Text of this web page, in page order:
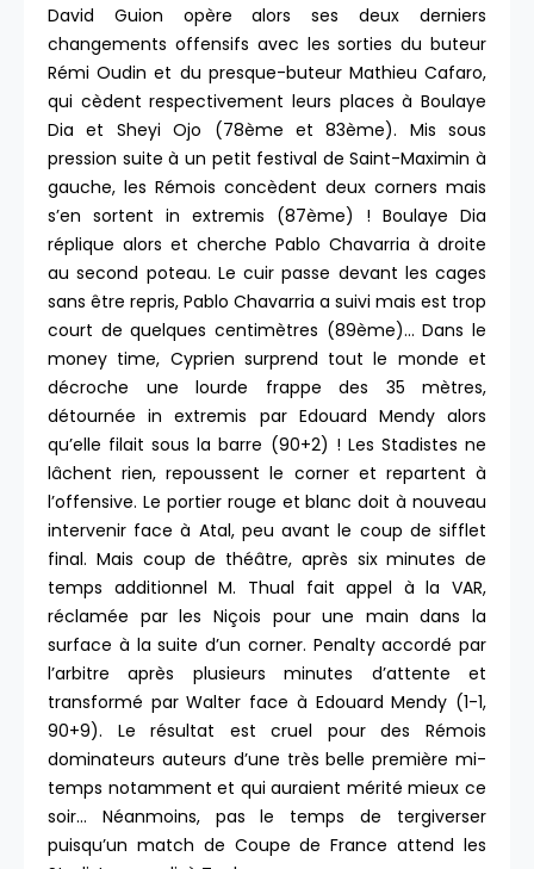
David Guion opère alors ses deux derniers
changements offensifs avec les sorties du buteur
Rémi Oudin et du presque-buteur Mathieu Cafaro,
qui cèdent respectivement leurs places à Boulaye
Dia et Sheyi Ojo (78ème et 83ème). Mis sous
pression suite à un petit festival de Saint-Maximin à
gauche, les Rémois concèdent deux corners mais
s’en sortent in extremis (87ème) ! Boulaye Dia
réplique alors et cherche Pablo Chavarria à droite
au second poteau. Le cuir passe devant les cages
sans être repris, Pablo Chavarria a suivi mais est trop
court de quelques centimètres (89ème)… Dans le
money time, Cyprien surprend tout le monde et
décroche une lourde frappe des 35 mètres,
détournée in extremis par Edouard Mendy alors
qu’elle filait sous la barre (90+2) ! Les Stadistes ne
lâchent rien, repoussent le corner et repartent à
l’offensive. Le portier rouge et blanc doit à nouveau
intervenir face à Atal, peu avant le coup de sifflet
final. Mais coup de théâtre, après six minutes de
temps additionnel M. Thual fait appel à la VAR,
réclamée par les Niçois pour une main dans la
surface à la suite d’un corner. Penalty accordé par
l’arbitre après plusieurs minutes d’attente et
transformé par Walter face à Edouard Mendy (1-1,
90+9). Le résultat est cruel pour des Rémois
dominateurs auteurs d’une très belle première mi-
temps notamment et qui auraient mérité mieux ce
soir… Néanmoins, pas le temps de tergiverser
puisqu’un match de Coupe de France attend les